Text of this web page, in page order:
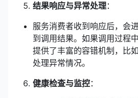
结果响应与异常处理：
服务消费者收到响应后，会
到调用结果。如果调用过程
提供了丰富的容错机制，比
处理异常情况。
健康检查与监控：